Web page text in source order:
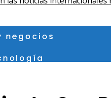
negocios